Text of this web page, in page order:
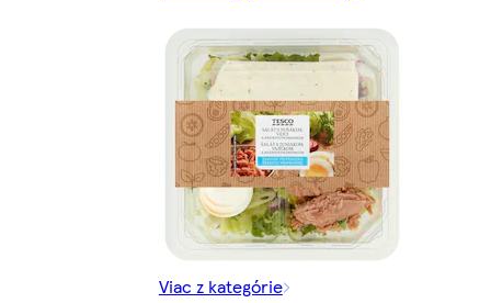
Viac z kategórie